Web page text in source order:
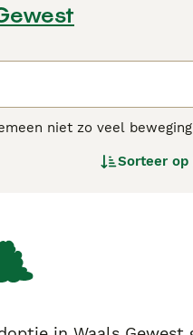
niet zo veel
staan bekend om hun
Sorteer op